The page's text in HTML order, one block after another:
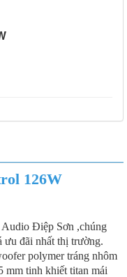
126W
Audio Điệp Sơn ,chúng
ưu đãi nhất thị trường.
polymer tráng nhôm
mm tinh khiết titan mái